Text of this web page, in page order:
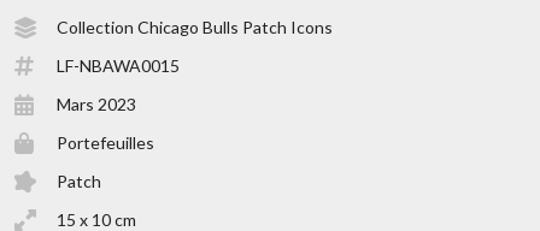
Collection Chicago Bulls Patch Icons
LF-NBAWA0015
Mars 2023
Portefeuilles
Patch
15 x 10 cm